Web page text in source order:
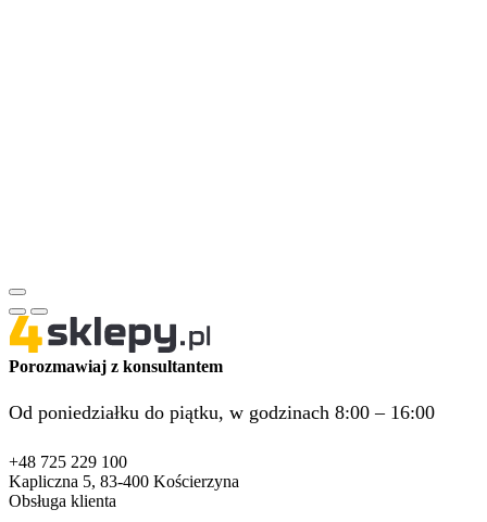
Porozmawiaj z konsultantem
Od poniedziałku do piątku, w godzinach 8:00 – 16:00
+48 725 229 100
Kapliczna 5, 83-400 Kościerzyna
Obsługa klienta